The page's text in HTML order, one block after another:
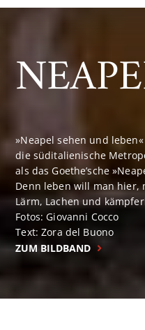
»Neapel sehen und
die süditalienische
als das Goethe’sche
Denn leben will man hier,
Lärm, Lachen und
Fotos: Giovanni Cocco
Text: Zora del Buono
ZUM BILDBAND